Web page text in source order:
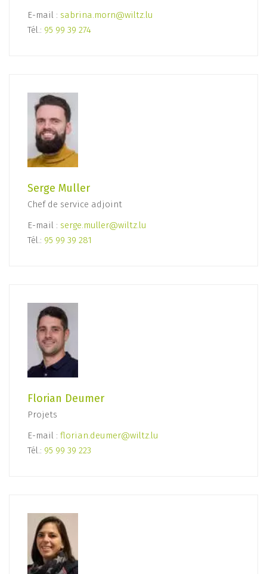
E-mail : sabrina.morn@wiltz.lu
Tél.: 95 99 39 274
Serge Muller
Chef de service adjoint
E-mail : serge.muller@wiltz.lu
Tél.: 95 99 39 281
Florian Deumer
Projets
E-mail : florian.deumer@wiltz.lu
Tél.: 95 99 39 223